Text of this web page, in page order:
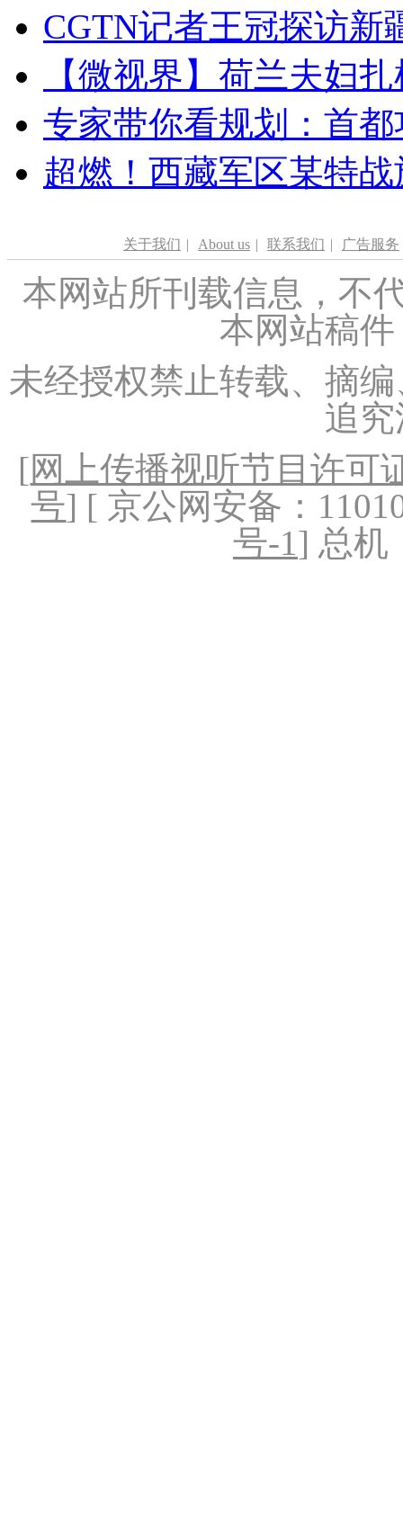
CGTN记者王冠探访新
【微视界】荷兰夫妇
专家带你看规划：首
超燃！西藏军区某特
关于我们 | About us | 联系我们 | 广告服务
本网站所刊载信息，不
本网站稿
未经授权禁止转载、摘
追
[网上传播视听节目许可
号] [ 京公网安备：
号-1] 总机